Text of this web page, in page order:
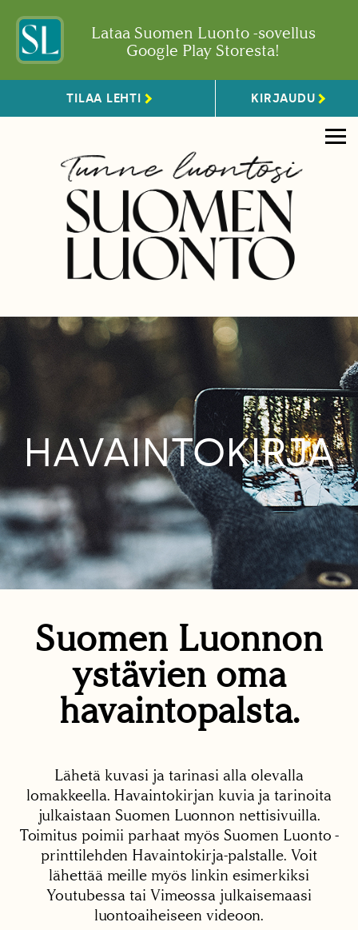
Lataa Suomen Luonto -sovellus
Google Play Storesta!
TILAA LEHTI KIRJAUDU
HAVAINTOKIRJA
Suomen Luonnon
ystävien oma
havaintopalsta.
Lähetä kuvasi ja tarinasi alla olevalla
lomakkeella. Havaintokirjan kuvia ja tarinoita
julkaistaan Suomen Luonnon nettisivuilla.
Toimitus poimii parhaat myös Suomen Luonto -
printtilehden Havaintokirja-palstalle. Voit
lähettää meille myös linkin esimerkiksi
Youtubessa tai Vimeossa julkaisemaasi
luontoaiheiseen videoon.